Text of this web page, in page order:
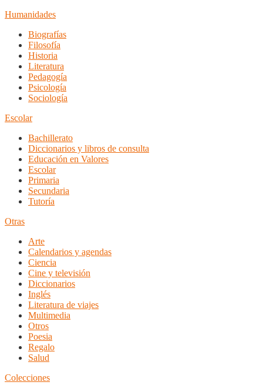
Humanidades
Biografías
Filosofía
Historia
Literatura
Pedagogía
Psicología
Sociología
Escolar
Bachillerato
Diccionarios y libros de consulta
Educación en Valores
Escolar
Primaria
Secundaria
Tutoría
Otras
Arte
Calendarios y agendas
Ciencia
Cine y televisión
Diccionarios
Inglés
Literatura de viajes
Multimedia
Otros
Poesia
Regalo
Salud
Colecciones